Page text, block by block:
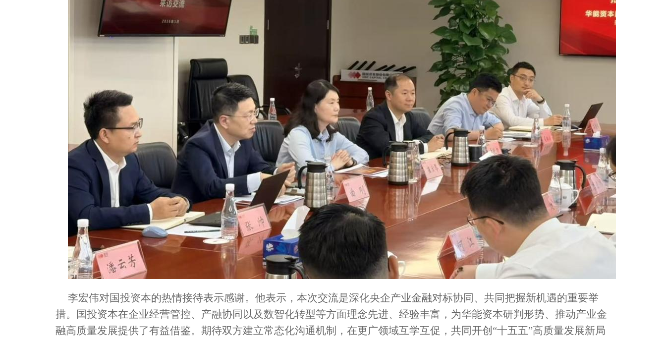
李宏伟对国投资本的热情接待表示感谢。他表示，本次交流是深化央企产业金融对标协同、共同把握新机遇的重要举
措。国投资本在企业经营管控、产融协同以及数智化转型等方面理念先进、经验丰富，为华能资本研判形势、推动产业金
融高质量发展提供了有益借鉴。期待双方建立常态化沟通机制，在更广领域互学互促，共同开创“十五五”高质量发展新局